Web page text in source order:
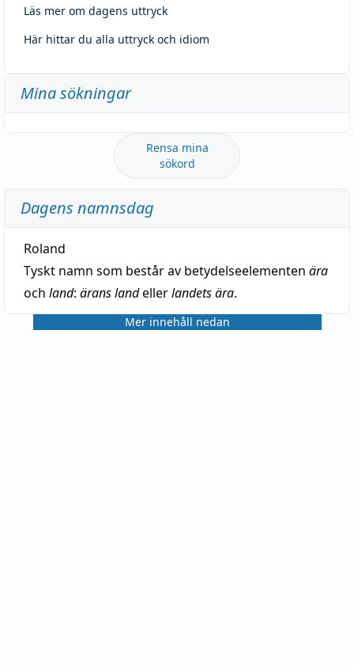
Läs mer om dagens uttryck
Här hittar du alla uttryck och idiom
Mina sökningar
Rensa mina
sökord
Dagens namnsdag
Roland
Tyskt namn som består av betydelseelementen ära
och land: ärans landellerlandets ära.
Mer innehåll nedan